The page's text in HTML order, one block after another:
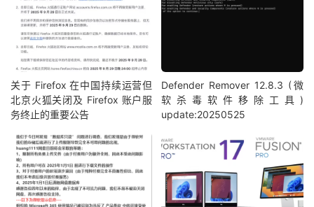
关于 Firefox 在中国持续运营但
北京火狐关闭及 Firefox 账户服
务终止的重要公告
Defender Remover 12.8.3 (微
软杀毒软件移除工具)
update:20250525